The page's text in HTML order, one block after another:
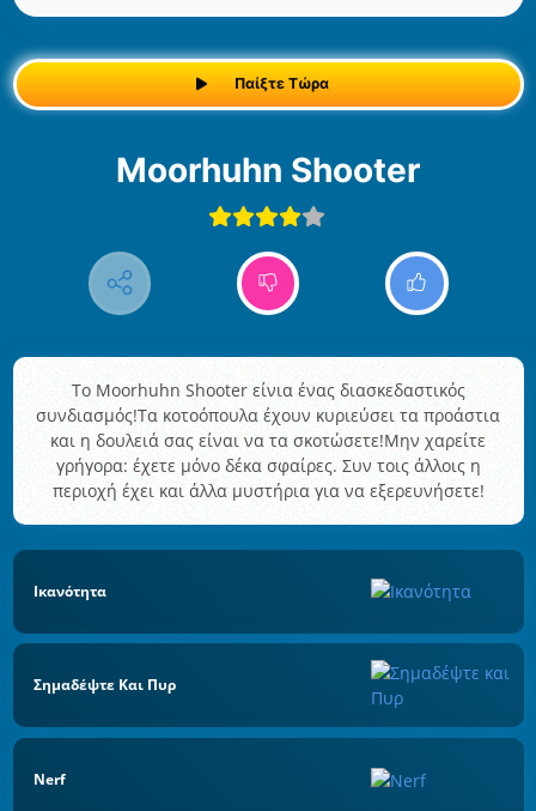
Παίξτε Τώρα
Moorhuhn Shooter
Το Moorhuhn Shooter είνια ένας διασκεδαστικός
συνδιασμός!Τα κοτοόπουλα έχουν κυριεύσει τα προάστια
και η δουλειά σας είναι να τα σκοτώσετε!Μην χαρείτε
γρήγορα: έχετε μόνο δέκα σφαίρες. Συν τοις άλλοις η
περιοχή έχει και άλλα μυστήρια για να εξερευνήσετε!
Ικανότητα
Σημαδέψτε Και Πυρ
Nerf